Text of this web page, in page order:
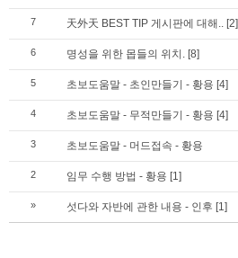
7 天外天 BEST TIP 게시판에 대해.. [2]
6 명성을 위한 몹들의 위치. [8]
5 초보도움말 - 초인만들기 - 황용 [4]
4 초보도움말 - 무적만들기 - 황용 [4]
3 초보도움말 - 머드접속 - 황용
2 임무 수행 방법 - 황용 [1]
» 섯다와 자반에 관한 내용 - 인후 [1]